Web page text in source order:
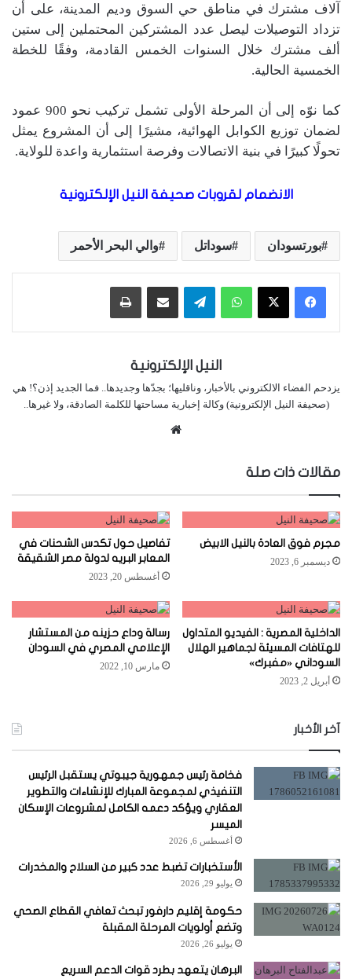
آلاف مشترك في مناطق حي السوق وديم المدينة، على أن
تزداد التوصيلات ليصل عدد المشتركين المحتملين إلى ستين
ألف مشترك خلال السنوات الخمس القادمة، وفقًا للخطة
الخمسية الحالية.
كما نوّه إلى أن المرحلة الأولى تشمل تركيب نحو 900 عمود
لضمان توزيع الكوابل الهوائية، مشيرًا إلى أن المشروع يمثل
تحولًا كبيرًا في بنية الاتصالات وفرصة استثمارية واعدة للولاية.
الانضمام لقروبات صحيفة النيل الإلكترونية
بورتسودان سوداتل والي البحر الأحمر
واتساب تيلقرام مشاركة عبر البريد طباعة
النيل الإلكترونية
يزدحم الفضاء الالكتروني بالأخبار، وناقليها؛ بجدّها وجديدها.. فما الجديد إذن؟! هي
(صحيفة النيل الإلكترونية) وكالة إخبارية مساحتها للكلمة الصادقة، ولا غيرها..
مقالات ذات صلة
مجرم فوق العادة بالنيل الابيض
ديسمبر 6, 2023
تفاصيل حول تكدس الشحنات في
المعابر البريه لدولة مصر الشقيقة
أغسطس 20, 2023
الداخلية المصرية : الفيديو المتداول
للهتافات المسيئة لجماهير الهلال
السوداني «مفبرك»
أبريل 2, 2023
رسالة وداع حزينه من المستشار
الإعلامي المصري في السودان
مارس 10, 2022
آخر الأخبار
فخامة رئيس جمهورية جيبوتي يستقبل الرئيس
التنفيذي لمجموعة المبارك للإنشاءات والتطوير
العقاري ويؤكد دعمه الكامل لمشروعات الإسكان
الميسر
أغسطس 6, 2026
الأستخبارات تضبط عدد كبير من السلاح والمخدرات
يوليو 29, 2026
حكومة إقليم دارفور تبحث تعافي القطاع الصحي
وتضع أولويات المرحلة المقبلة
يوليو 26, 2026
البرهان يتعهد بطرد قوات الدعم السريع